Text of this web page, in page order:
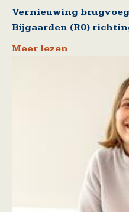
Vernieuwing
Bijgaarden (R0)
Meer lezen